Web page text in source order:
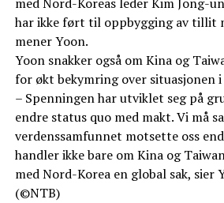
med Nord-Koreas leder Kim Jong-
har ikke ført til oppbygging av tillit
mener Yoon.
Yoon snakker også om Kina og
for økt bekymring over situasjonen
– Spenningen har utviklet seg på
endre status quo med makt. Vi må
verdenssamfunnet motsette oss
handler ikke bare om Kina og
med Nord-Korea en global sak, sier
(©NTB)